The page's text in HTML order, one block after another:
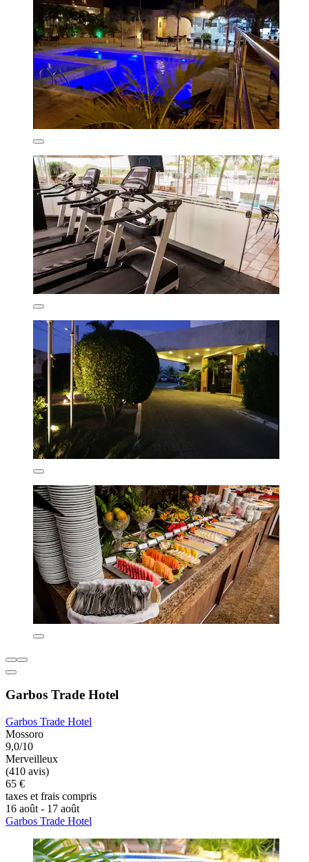
Garbos Trade Hotel
Garbos Trade Hotel
Mossoro
9,0/10
Merveilleux
(410 avis)
65 €
taxes et frais compris
16 août - 17 août
Garbos Trade Hotel